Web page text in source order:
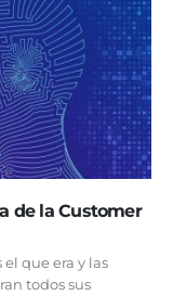
de la Customer
que era y las
todos sus